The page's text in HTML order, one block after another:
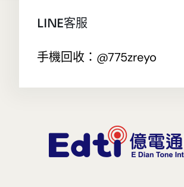
LINE客服
手機回收：@775zreyo